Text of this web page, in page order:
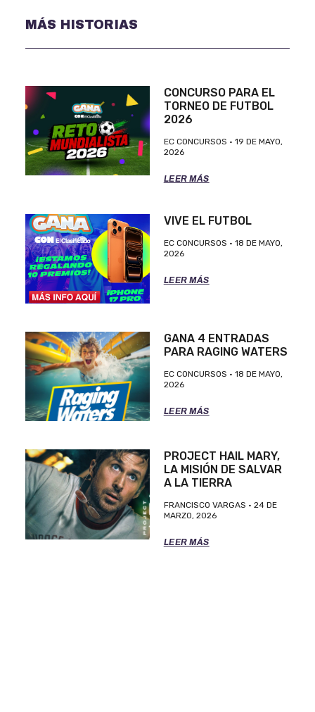
MÁS HISTORIAS
CONCURSO PARA EL
TORNEO DE FUTBOL
2026
EC CONCURSOS
19 DE MAYO,
2026
LEER MÁS
VIVE EL FUTBOL
EC CONCURSOS
18 DE MAYO,
2026
LEER MÁS
GANA 4 ENTRADAS
PARA RAGING WATERS
EC CONCURSOS
18 DE MAYO,
2026
LEER MÁS
PROJECT HAIL MARY,
LA MISIÓN DE SALVAR
A LA TIERRA
FRANCISCO VARGAS
24 DE
MARZO, 2026
LEER MÁS